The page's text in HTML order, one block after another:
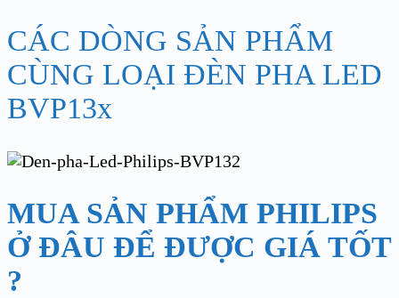
CÁC DÒNG SẢN PHẨM
CÙNG LOẠI ĐÈN PHA LED
BVP13x
MUA SẢN PHẨM PHILIPS
Ở ĐÂU ĐỂ ĐƯỢC GIÁ TỐT
?